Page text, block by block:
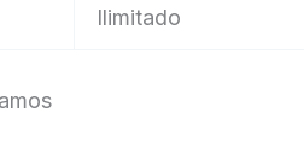
Ilimitado